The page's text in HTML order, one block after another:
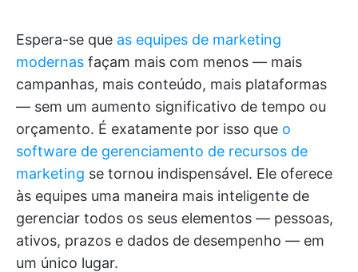
Espera-se que as equipes de marketing
modernas façam mais com menos — mais
campanhas, mais conteúdo, mais plataformas
— sem um aumento significativo de tempo ou
orçamento. É exatamente por isso que o
software de gerenciamento de recursos de
marketing se tornou indispensável. Ele oferece
às equipes uma maneira mais inteligente de
gerenciar todos os seus elementos — pessoas,
ativos, prazos e dados de desempenho — em
um único lugar.